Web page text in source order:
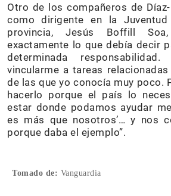
Otro de los compañeros de
como dirigente en la
provincia, Jesús Boffill
exactamente lo que debía decir
determinada
vincularme a tareas
de las que yo conocía muy poco.
hacerlo porque el país lo
estar donde podamos ayudar
es más que nosotros’… y nos
porque daba el ejemplo”.
Tomado de: Vanguardia